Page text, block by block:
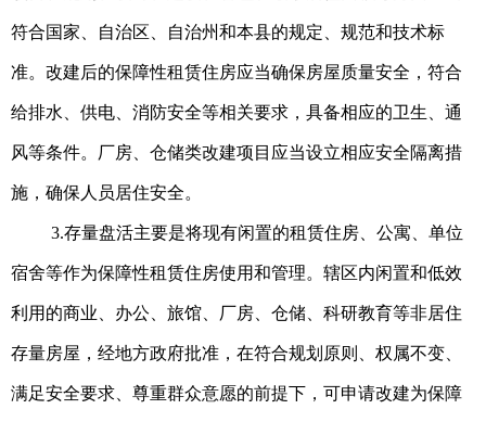
符合国家、自治区、自治州和本县的规定、规范和技术标
准。改建后的保障性租赁住房应当确保房屋质量安全，符合
给排水、供电、消防安全等相关要求，具备相应的卫生、通
风等条件。厂房、仓储类改建项目应当设立相应安全隔离措
施，确保人员居住安全。
3.存量盘活主要是将现有闲置的租赁住房、公寓、单位
宿舍等作为保障性租赁住房使用和管理。辖区内闲置和低效
利用的商业、办公、旅馆、厂房、仓储、科研教育等非居住
存量房屋，经地方政府批准，在符合规划原则、权属不变、
满足安全要求、尊重群众意愿的前提下，可申请改建为保障